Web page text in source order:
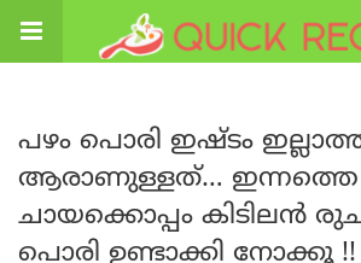
പഴം പൊരി ഇഷ്ടം
ആരാണുള്ളത്… ഇന്നത്തെ
ചായക്കൊപ്പം കിടിലൻ
പൊരി ഉണ്ടാക്കി നോക്കൂ !!